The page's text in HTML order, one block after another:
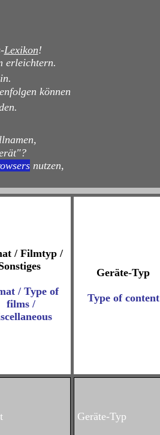
Lexikon!
erleichtern.
können
nutzen,
/ Filmtyp /
/ Type of
films /
Geräte-Typ
Type of content
Geräte-Typ